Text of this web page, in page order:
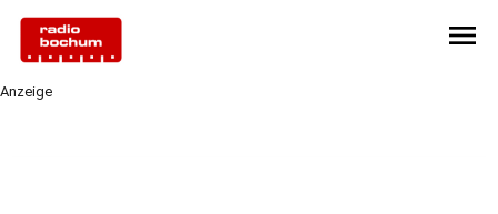
menu
Anzeige